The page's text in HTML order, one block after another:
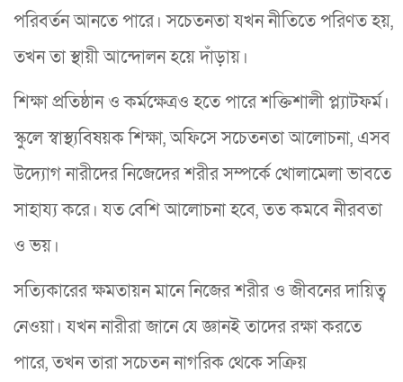
পরিবর্তন আনতে পারে। সচেতনতা যখন নীতিতে পরিণত হয়,
তখন তা স্থায়ী আন্দোলন হয়ে দাঁড়ায়।
শিক্ষা প্রতিষ্ঠান ও কর্মক্ষেত্রও হতে পারে শক্তিশালী প্ল্যাটফর্ম।
স্কুলে স্বাস্থ্যবিষয়ক শিক্ষা, অফিসে সচেতনতা আলোচনা, এসব
উদ্যোগ নারীদের নিজেদের শরীর সম্পর্কে খোলামেলা ভাবতে
সাহায্য করে। যত বেশি আলোচনা হবে, তত কমবে নীরবতা
ও ভয়।
সত্যিকারের ক্ষমতায়ন মানে নিজের শরীর ও জীবনের দায়িত্ব
নেওয়া। যখন নারীরা জানে যে জ্ঞানই তাদের রক্ষা করতে
পারে, তখন তারা সচেতন নাগরিক থেকে সক্রিয়